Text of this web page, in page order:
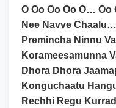
O Oo Oo Oo O… Oo
Nee Navve
Premincha Ninnu
Korameesamunna
Dhora Dhora
Konguchaatu
Rechhi Regu